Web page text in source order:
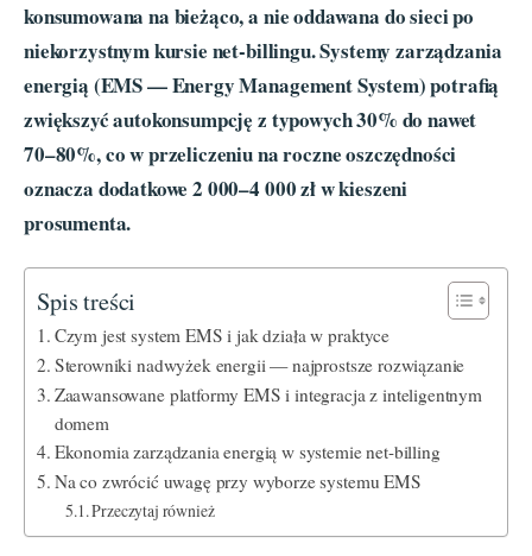
konsumowana na bieżąco, a nie oddawana do sieci po
niekorzystnym kursie net-billingu. Systemy zarządzania
energią (EMS — Energy Management System) potrafią
zwiększyć autokonsumpcję z typowych 30% do nawet
70–80%, co w przeliczeniu na roczne oszczędności
oznacza dodatkowe 2 000–4 000 zł w kieszeni
prosumenta.
Spis treści
Czym jest system EMS i jak działa w praktyce
Sterowniki nadwyżek energii — najprostsze rozwiązanie
Zaawansowane platformy EMS i integracja z inteligentnym
domem
Ekonomia zarządzania energią w systemie net-billing
Na co zwrócić uwagę przy wyborze systemu EMS
Przeczytaj również